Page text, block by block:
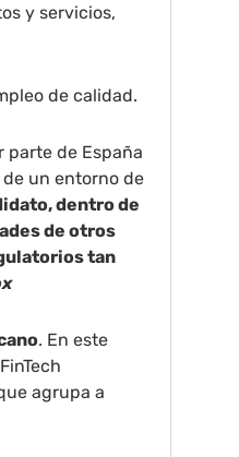
y servicios,
de calidad.
parte de España
un entorno de
dentro de
de otros
tan
. En este
agrupa a